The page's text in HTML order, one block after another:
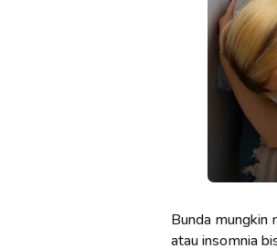
Bunda mungkin
atau insomnia